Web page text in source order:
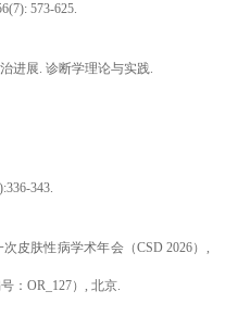
573-625.
进展. 诊断学理论与实践.
343.
皮肤性病学术年会（CSD 2026）,
：OR_127）, 北京.